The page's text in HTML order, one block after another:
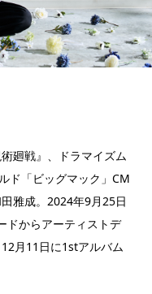
廻戦』、ドラマイズム
ド「ビッグマック」CM
雅成。2024年9月25日
ドからアーティストデ
月11日に1stアルバム